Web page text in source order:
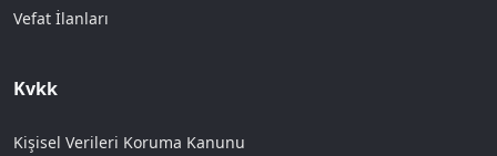
Vefat İlanları
Kvkk
Kişisel Verileri Koruma Kanunu